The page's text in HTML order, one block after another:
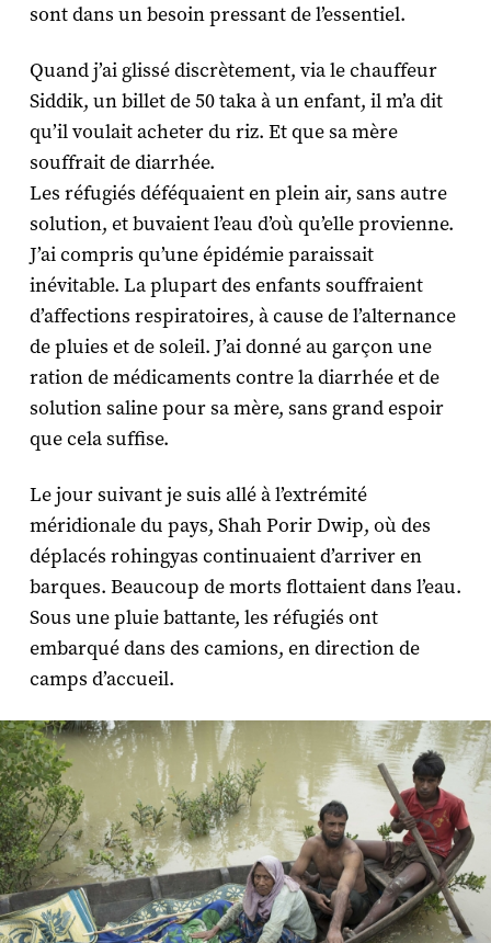
sont dans un besoin pressant de l’essentiel.
Quand j’ai glissé discrètement, via le chauffeur
Siddik, un billet de 50 taka à un enfant, il m’a dit
qu’il voulait acheter du riz. Et que sa mère
souffrait de diarrhée.
Les réfugiés déféquaient en plein air, sans autre
solution, et buvaient l’eau d’où qu’elle provienne.
J’ai compris qu’une épidémie paraissait
inévitable. La plupart des enfants souffraient
d’affections respiratoires, à cause de l’alternance
de pluies et de soleil. J’ai donné au garçon une
ration de médicaments contre la diarrhée et de
solution saline pour sa mère, sans grand espoir
que cela suffise.
Le jour suivant je suis allé à l’extrémité
méridionale du pays, Shah Porir Dwip, où des
déplacés rohingyas continuaient d’arriver en
barques. Beaucoup de morts flottaient dans l’eau.
Sous une pluie battante, les réfugiés ont
embarqué dans des camions, en direction de
camps d’accueil.